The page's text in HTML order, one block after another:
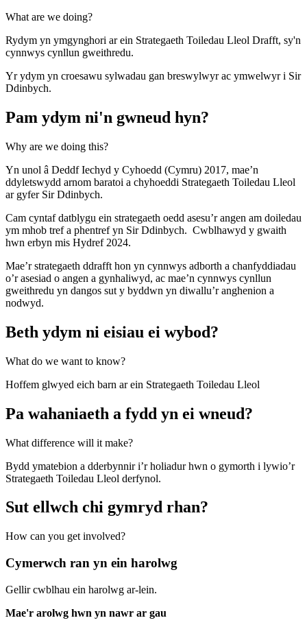
What are we doing?
Rydym yn ymgynghori ar ein Strategaeth Toiledau Lleol Drafft, sy'n
cynnwys cynllun gweithredu.
Yr ydym yn croesawu sylwadau gan breswylwyr ac ymwelwyr i Sir
Ddinbych.
Pam ydym ni'n gwneud hyn?
Why are we doing this?
Yn unol â Deddf Iechyd y Cyhoedd (Cymru) 2017, mae’n
ddyletswydd arnom baratoi a chyhoeddi Strategaeth Toiledau Lleol
ar gyfer Sir Ddinbych.
Cam cyntaf datblygu ein strategaeth oedd asesu’r angen am doiledau
ym mhob tref a phentref yn Sir Ddinbych. Cwblhawyd y gwaith
hwn erbyn mis Hydref 2024.
Mae’r strategaeth ddrafft hon yn cynnwys adborth a chanfyddiadau
o’r asesiad o angen a gynhaliwyd, ac mae’n cynnwys cynllun
gweithredu yn dangos sut y byddwn yn diwallu’r anghenion a
nodwyd.
Beth ydym ni eisiau ei wybod?
What do we want to know?
Hoffem glwyed eich barn ar ein Strategaeth Toiledau Lleol
Pa wahaniaeth a fydd yn ei wneud?
What difference will it make?
Bydd ymatebion a dderbynnir i’r holiadur hwn o gymorth i lywio’r
Strategaeth Toiledau Lleol derfynol.
Sut ellwch chi gymryd rhan?
How can you get involved?
Cymerwch ran yn ein harolwg
Gellir cwblhau ein harolwg ar-lein.
Mae'r arolwg hwn yn nawr ar gau